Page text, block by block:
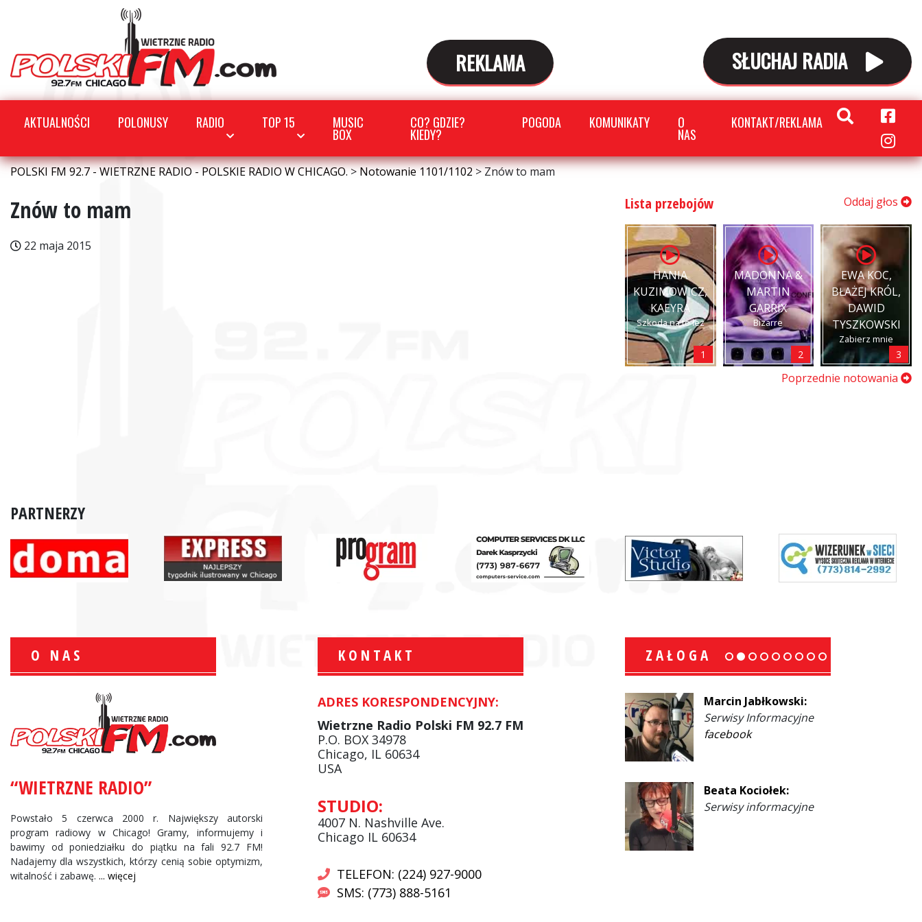
REKLAMA SŁUCHAJ RADIA
AKTUALNOŚCI POLONUSY RADIO TOP 15 MUSIC
BOX
CO? GDZIE?
KIEDY?
POGODA KOMUNIKATY O
NAS
KONTAKT/REKLAMA
POLSKI FM 92.7 - WIETRZNE RADIO - POLSKIE RADIO W CHICAGO.>Notowanie 1101/1102>Znów to mam
Znów to mam
22 maja 2015
Lista przebojów Oddaj głos
HANIA
KUZIMOWICZ,
KAEYRA
Szkoda na to łez
1
MADONNA &
MARTIN
GARRIX
Bizarre
2
EWA KOC,
BŁAŻEJ KRÓL,
DAWID
TYSZKOWSKI
Zabierz mnie
3
Poprzednie notowania
PARTNERZY
O NAS
“WIETRZNE RADIO”
Powstało 5 czerwca 2000 r. Największy autorski
program radiowy w Chicago! Gramy, informujemy i
bawimy od poniedziałku do piątku na fali 92.7 FM!
Nadajemy dla wszystkich, którzy cenią sobie optymizm,
witalność i zabawę. ... więcej
KONTAKT
ADRES KORESPONDENCYJNY:
Wietrzne Radio Polski FM 92.7 FM
P.O. BOX 34978
Chicago, IL 60634
USA
STUDIO:
4007 N. Nashville Ave.
Chicago IL 60634
TELEFON: (224) 927-9000
SMS: (773) 888-5161
ZAŁOGA
Informacje Giełdowe
Krzysztof Wawer:
Komentator
facebook
Marcin Jabłkowski:
Serwisy Informacyjne
facebook
Beata Kociołek:
Serwisy informacyjne